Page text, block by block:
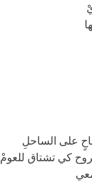
على الساحلِ
كي تشتاق للعومْ